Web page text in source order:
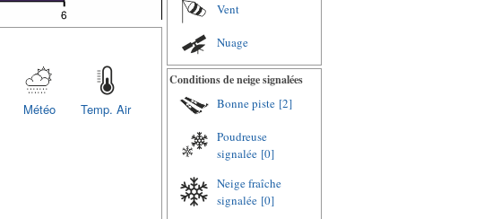
Temp. Air
Météo
Vent
Nuage
Conditions de neige signalées
Bonne piste [2]
Poudreuse
signalée [0]
Neige fraîche
signalée [0]